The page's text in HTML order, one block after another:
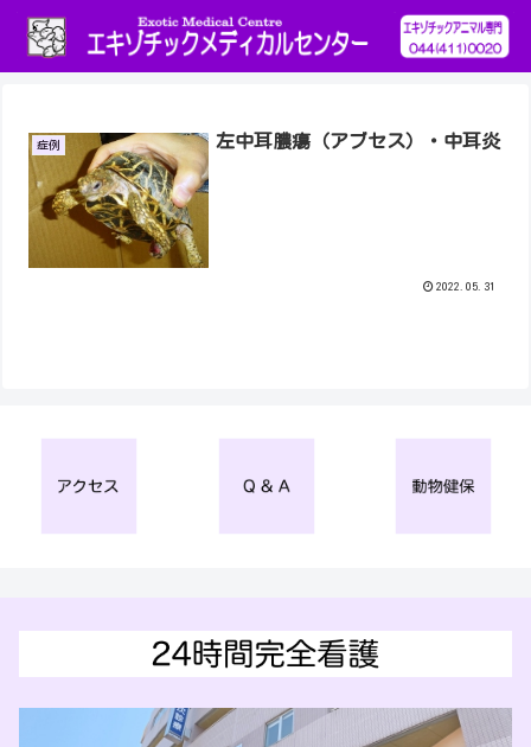
症例 左中耳膿瘍（アブセス）・中耳炎
2022.05.31